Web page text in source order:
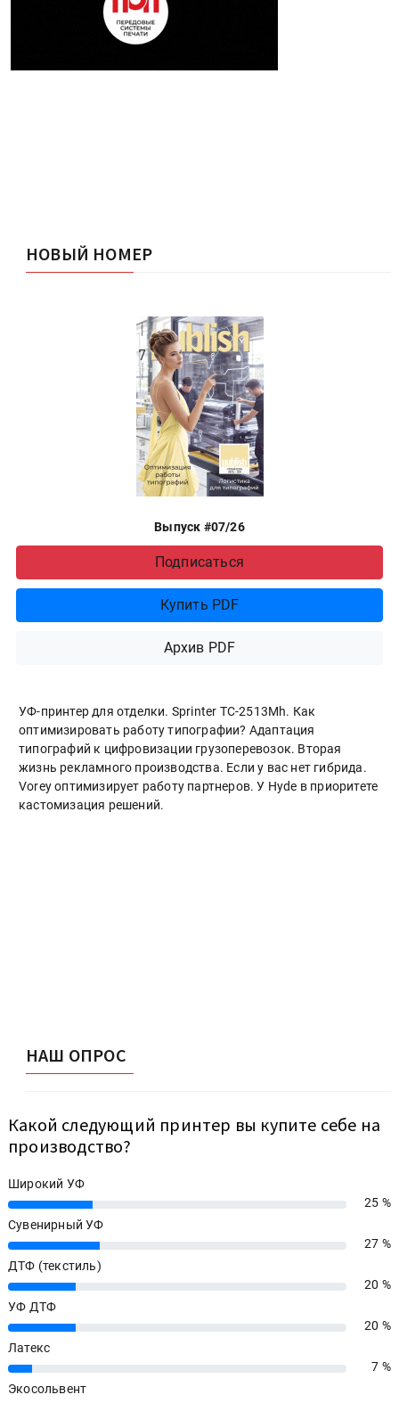
НОВЫЙ НОМЕР
Выпуск #07/26
Подписаться
Купить PDF
Архив PDF
УФ-принтер для отделки. Sprinter ТС-2513Mh. Как
оптимизировать работу типографии? Адаптация
типографий к цифровизации грузоперевозок. Вторая
жизнь рекламного производства. Если у вас нет гибрида.
Vorey оптимизирует работу партнеров. У Hyde в приоритете
кастомизация решений.
НАШ ОПРОС
Какой следующий принтер вы купите себе на
производство?
Широкий УФ
25%
25 %
Сувенирный УФ
27%
27 %
ДТФ (текстиль)
20%
20 %
УФ ДТФ
20%
20 %
Латекс
7%
7 %
Экосольвент